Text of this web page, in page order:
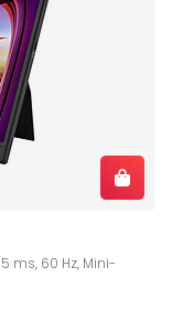
5 ms, 60 Hz, Mini-